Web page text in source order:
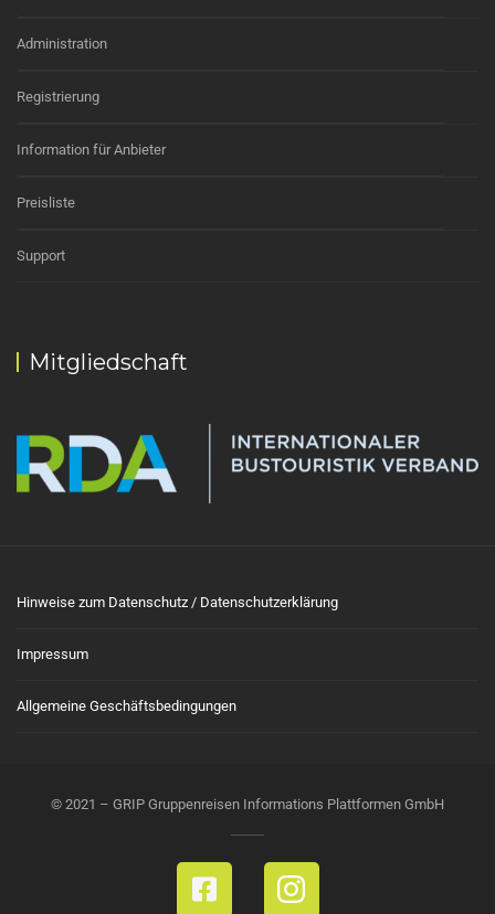
Administration
Registrierung
Information für Anbieter
Preisliste
Support
Mitgliedschaft
Hinweise zum Datenschutz / Datenschutzerklärung
Impressum
Allgemeine Geschäftsbedingungen
© 2021 – GRIP Gruppenreisen Informations Plattformen GmbH